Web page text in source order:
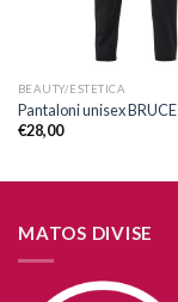
BEAUTY/ESTETICA
Pantaloni unisex BRUCE
€28,00
MATOS DIVISE